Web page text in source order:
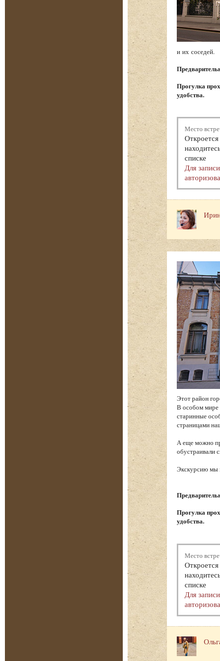
и их соседей.
Прогулка
удобства.
Место
списке
Для
Этот район
В особом мире
старинные
страницами
А еще можно
обустраивали
Экскурсию мы
Прогулка
удобства.
Место
списке
Для